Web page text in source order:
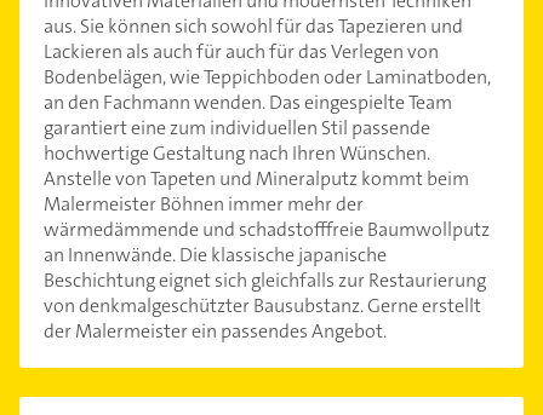
aus. Sie können sich sowohl für das Tapezieren und
Lackieren als auch für auch für das Verlegen von
Bodenbelägen, wie Teppichboden oder Laminatboden,
an den Fachmann wenden. Das eingespielte Team
garantiert eine zum individuellen Stil passende
hochwertige Gestaltung nach Ihren Wünschen.
Anstelle von Tapeten und Mineralputz kommt beim
Malermeister Böhnen immer mehr der
wärmedämmende und schadstofffreie Baumwollputz
an Innenwände. Die klassische japanische
Beschichtung eignet sich gleichfalls zur Restaurierung
von denkmalgeschützter Bausubstanz. Gerne erstellt
der Malermeister ein passendes Angebot.